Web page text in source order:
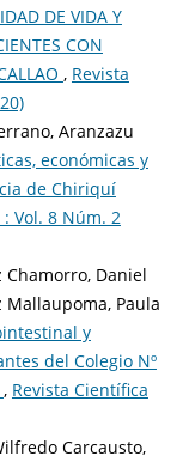
DE VIDA Y
CON
, Revista
Aranzazu
económicas y
de Chiriquí
Vol. 8 Núm. 2
Chamorro, Daniel
Mallaupoma, Paula
y
del Colegio Nº
, Revista Científica
Carcausto,